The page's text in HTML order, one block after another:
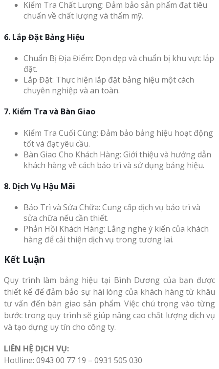
Kiểm Tra Chất Lượng: Đảm bảo sản phẩm đạt tiêu
chuẩn về chất lượng và thẩm mỹ.
6. Lắp Đặt Bảng Hiệu
Chuẩn Bị Địa Điểm: Dọn dẹp và chuẩn bị khu vực lắp
đặt.
Lắp Đặt: Thực hiện lắp đặt bảng hiệu một cách
chuyên nghiệp và an toàn.
7. Kiểm Tra và Bàn Giao
Kiểm Tra Cuối Cùng: Đảm bảo bảng hiệu hoạt động
tốt và đạt yêu cầu.
Bàn Giao Cho Khách Hàng: Giới thiệu và hướng dẫn
khách hàng về cách bảo trì và sử dụng bảng hiệu.
8. Dịch Vụ Hậu Mãi
Bảo Trì và Sửa Chữa: Cung cấp dịch vụ bảo trì và
sửa chữa nếu cần thiết.
Phản Hồi Khách Hàng: Lắng nghe ý kiến của khách
hàng để cải thiện dịch vụ trong tương lai.
Kết Luận
Quy trình làm bảng hiệu tại Bình Dương của bạn được
thiết kế để đảm bảo sự hài lòng của khách hàng từ khâu
tư vấn đến bàn giao sản phẩm. Việc chú trọng vào từng
bước trong quy trình sẽ giúp nâng cao chất lượng dịch vụ
và tạo dựng uy tín cho công ty.
LIÊN HỆ DỊCH VỤ:
Hotlline: 0943 00 77 19 – 0931 505 030